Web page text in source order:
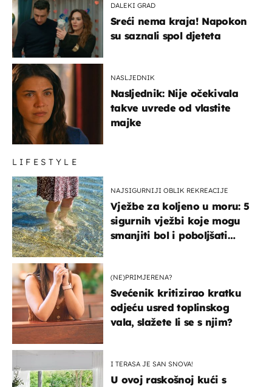
DALEKI GRAD
Sreći nema kraja! Napokon
su saznali spol djeteta
NASLJEDNIK
Nasljednik: Nije očekivala
takve uvrede od vlastite
majke
LIFESTYLE
NAJSIGURNIJI OBLIK REKREACIJE
Vježbe za koljeno u moru: 5
sigurnih vježbi koje mogu
smanjiti bol i poboljšati
(NE)PRIMJERENA?
Svećenik kritizirao kratku
odjeću usred toplinskog
vala, slažete li se s njim?
I TERASA JE SAN SNOVA!
U ovoj raskošnoj kući s